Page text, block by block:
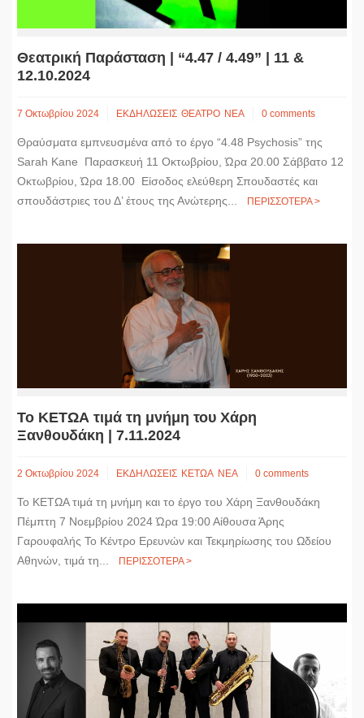
Θεατρική Παράσταση | “4.47 / 4.49” | 11 &
12.10.2024
7 Οκτωβρίου 2024 ΕΚΔΗΛΩΣΕΙΣ ΘΕΑΤΡΟ ΝΕΑ 0 comments
Θραύσματα εμπνευσμένα από το έργο “4.48 Psychosis” της
Sarah Kane Παρασκευή 11 Οκτωβρίου, Ώρα 20.00 Σάββατο 12
Οκτωβρίου, Ώρα 18.00 Είσοδος ελεύθερη Σπουδαστές και
σπουδάστριες του Δ’ έτους της Ανώτερης...
ΠΕΡΙΣΣΟΤΕΡΑ >
Το ΚΕΤΩΑ τιμά τη μνήμη του Χάρη
Ξανθουδάκη | 7.11.2024
2 Οκτωβρίου 2024 ΕΚΔΗΛΩΣΕΙΣ ΚΕΤΩΑ ΝΕΑ 0 comments
Το ΚΕΤΩΑ τιμά τη μνήμη και το έργο του Χάρη Ξανθουδάκη
Πέμπτη 7 Νοεμβρίου 2024 Ώρα 19:00 Αίθουσα Άρης
Γαρουφαλής Το Κέντρο Ερευνών και Τεκμηρίωσης του Ωδείου
Αθηνών, τιμά τη...
ΠΕΡΙΣΣΟΤΕΡΑ >